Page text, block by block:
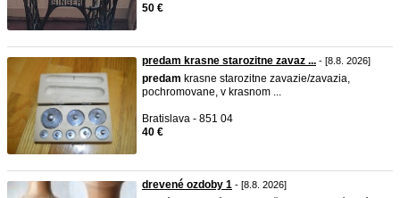
50 €
predam krasne starozitne zavaz ... - [8.8. 2026]
predam krasne starozitne zavazie/zavazia,
pochromovane, v krasnom ...
Bratislava - 851 04
40 €
drevené ozdoby 1 - [8.8. 2026]